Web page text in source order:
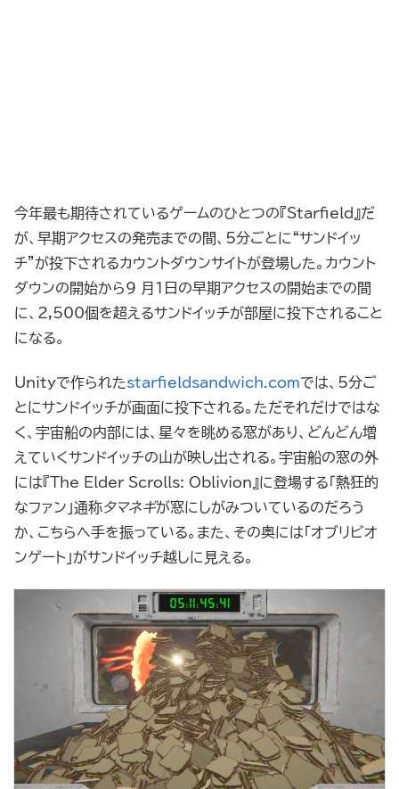
今年最も期待されているゲームのひとつの『Starfield』だ
が、早期アクセスの発売までの間、5分ごとに“サンドイッ
チ”が投下されるカウントダウンサイトが登場した。カウント
ダウンの開始から9 月1日の早期アクセスの開始までの間
に、2,500個を超えるサンドイッチが部屋に投下されること
になる。
Unityで作られたstarfieldsandwich.comでは、5分ご
とにサンドイッチが画面に投下される。ただそれだけではな
く、宇宙船の内部には、星々を眺める窓があり、どんどん増
えていくサンドイッチの山が映し出される。宇宙船の窓の外
には『The Elder Scrolls: Oblivion』に登場する「熱狂的
なファン」通称タマネギが窓にしがみついているのだろう
か、こちらへ手を振っている。また、その奥には「オブリビオ
ンゲート」がサンドイッチ越しに見える。